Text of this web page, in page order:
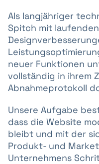
Als langjähriger
Spitch mit
neuer Funktionen
vollständig in ihrem
Abnahmeprotokoll
Unsere Aufgabe
dass die Website
bleibt und mit der
Produkt- und
Unternehmens